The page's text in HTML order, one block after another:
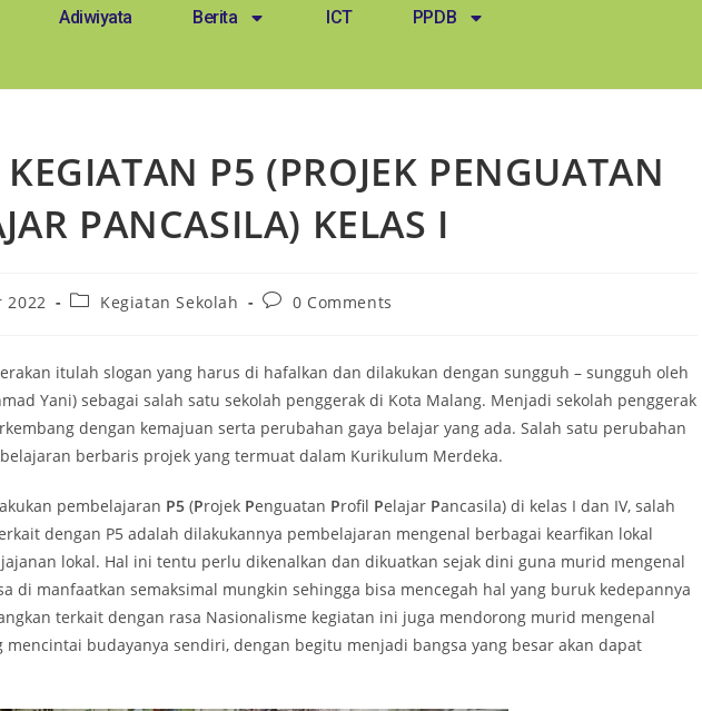
Adiwiyata Berita ICT PPDB
P5 (PROJEK PENGUATAN
PANCASILA) KELAS I
2022 Kegiatan Sekolah 0 Comments
itulah slogan yang harus di hafalkan dan dilakukan dengan sungguh – sungguh oleh
Yani) sebagai salah satu sekolah penggerak di Kota Malang. Menjadi sekolah penggerak
dengan kemajuan serta perubahan gaya belajar yang ada. Salah satu perubahan
berbaris projek yang termuat dalam Kurikulum Merdeka.
pembelajaran P5 (Projek Penguatan Profil Pelajar Pancasila) di kelas I dan IV, salah
dengan P5 adalah dilakukannya pembelajaran mengenal berbagai kearfikan lokal
lokal. Hal ini tentu perlu dikenalkan dan dikuatkan sejak dini guna murid mengenal
di manfaatkan semaksimal mungkin sehingga bisa mencegah hal yang buruk kedepannya
terkait dengan rasa Nasionalisme kegiatan ini juga mendorong murid mengenal
mencintai budayanya sendiri, dengan begitu menjadi bangsa yang besar akan dapat